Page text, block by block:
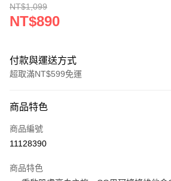
NT$1,099
NT$890
付款與運送方式
超取滿NT$599免運
信用卡一次付款
超商取貨付款
商品特色
商品編號
11128390
商品特色